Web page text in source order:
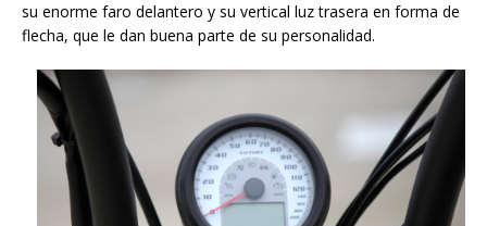
su enorme faro delantero y su vertical luz trasera en forma de
flecha, que le dan buena parte de su personalidad.